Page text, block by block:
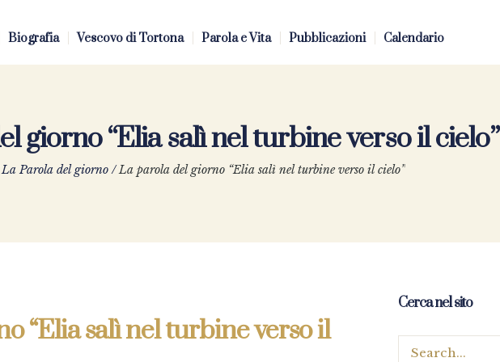
Biografia Vescovo di Tortona Parola e Vita Pubblicazioni Calendario
giorno “Elia salì nel turbine verso il cielo”
La Parola del giorno /La parola del giorno “Elia salì nel turbine verso il cielo”
“Elia salì nel turbine verso il
Cerca nel sito